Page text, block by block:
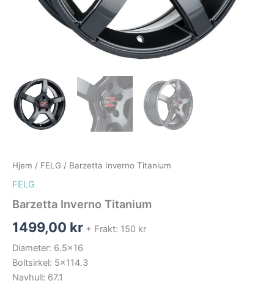
Hjem / FELG / Barzetta Inverno Titanium
FELG
Barzetta Inverno Titanium
1499,00 kr + Frakt: 150 kr
Diameter: 6.5×16
Boltsirkel: 5×114.3
Navhull: 67.1